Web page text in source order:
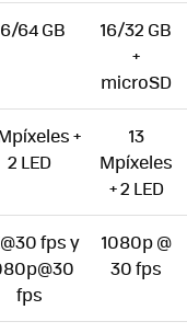
64 GB
16/32 GB
+
microSD
+
2 LED
13
Mpíxeles
+ 2 LED
fps y
fps
1080p @
30 fps